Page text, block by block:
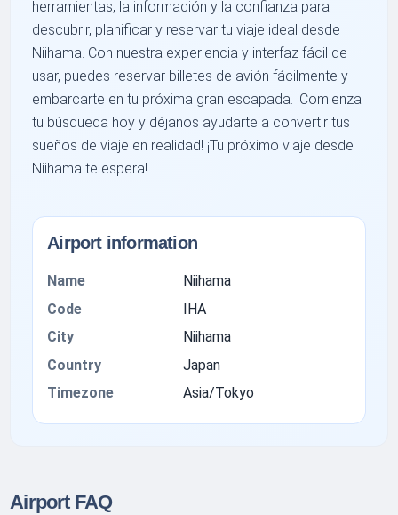
herramientas, la información y la confianza para
descubrir, planificar y reservar tu viaje ideal desde
Niihama. Con nuestra experiencia y interfaz fácil de
usar, puedes reservar billetes de avión fácilmente y
embarcarte en tu próxima gran escapada. ¡Comienza
tu búsqueda hoy y déjanos ayudarte a convertir tus
sueños de viaje en realidad! ¡Tu próximo viaje desde
Niihama te espera!
Airport information
Name
Niihama
Code
IHA
City
Niihama
Country
Japan
Timezone
Asia/Tokyo
Airport FAQ